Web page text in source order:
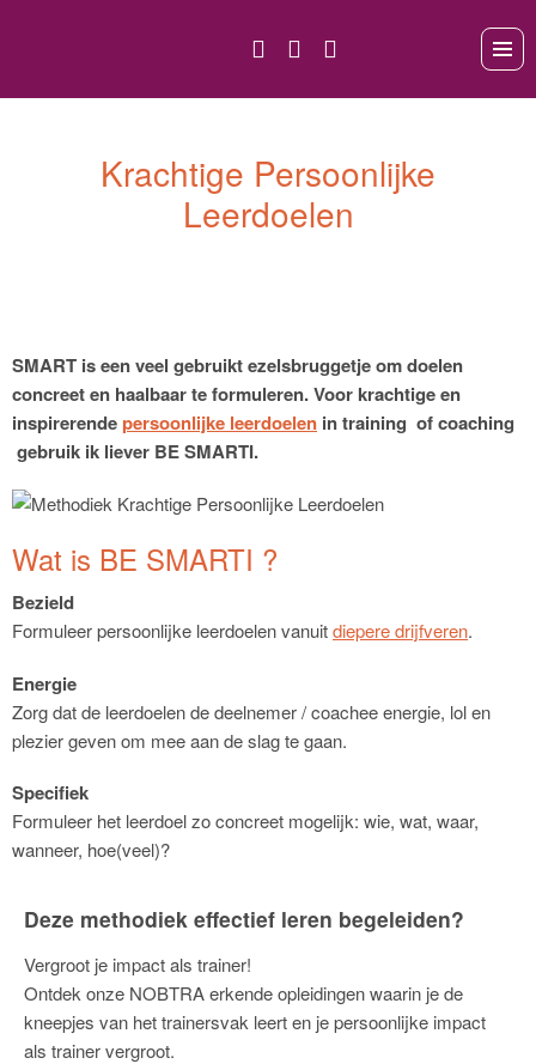
Krachtige Persoonlijke
Leerdoelen
SMART is een veel gebruikt ezelsbruggetje om doelen
concreet en haalbaar te formuleren. Voor krachtige en
inspirerendepersoonlijke leerdoelen in training of coaching
gebruik ik liever BE SMARTI.
Wat is BE SMARTI ?
Bezield
Formuleer persoonlijke leerdoelen vanuitdiepere drijfveren.
Energie
Zorg dat de leerdoelen de deelnemer / coachee energie, lol en
plezier geven om mee aan de slag te gaan.
Specifiek
Formuleer het leerdoel zo concreet mogelijk: wie, wat, waar,
wanneer, hoe(veel)?
Deze methodiek effectief leren begeleiden?
Vergroot je impact als trainer!
Ontdek onze NOBTRA erkende opleidingen waarin je de
kneepjes van het trainersvak leert en je persoonlijke impact
als trainer vergroot.